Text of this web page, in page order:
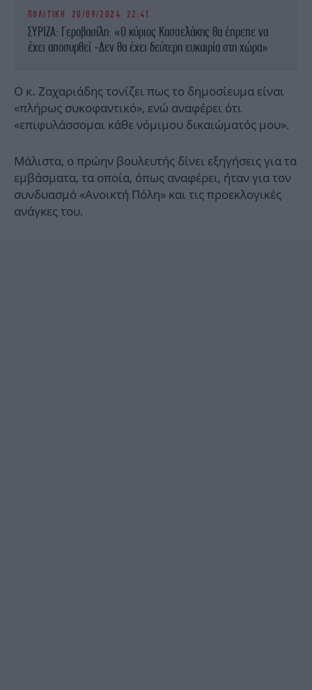
ΠΟΛΙΤΙΚΗ 20/09/2024 22:41
ΣΥΡΙΖΑ: Γεροβασίλη: «Ο κύριος Κασσελάκης θα έπρεπε να
έχει αποσυρθεί -Δεν θα έχει δεύτερη ευκαιρία στη χώρα»
Ο κ. Ζαχαριάδης τονίζει πως το δημοσίευμα είναι
«πλήρως συκοφαντικό», ενώ αναφέρει ότι
«επιφυλάσσομαι κάθε νόμιμου δικαιώματός μου».
Μάλιστα, ο πρώην βουλευτής δίνει εξηγήσεις για τα
εμβάσματα, τα οποία, όπως αναφέρει, ήταν για τον
συνδυασμό «Ανοικτή Πόλη» και τις προεκλογικές
ανάγκες του.